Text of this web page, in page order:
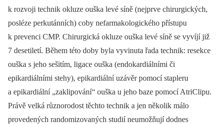
k rozvoji technik okluze ouška levé síně (nejprve chirurgických,
posléze perkutánních) coby nefarmakologického přístupu
k prevenci CMP. Chirurgická okluze ouška levé síně se vyvíjí již
7 desetiletí. Během této doby byla vyvinuta řada technik: resekce
ouška s jeho sešitím, ligace ouška (endokardiálními či
epikardiálními stehy), epikardiální uzávěr pomocí stapleru
a epikardiální „zaklipování“ ouška u jeho baze pomocí AtriClipu.
Právě velká různorodost těchto technik a jen několik málo
provedených randomizovaných studií neumožňují dodnes